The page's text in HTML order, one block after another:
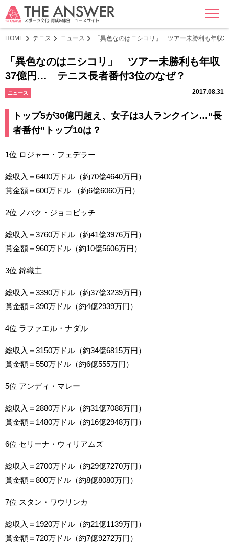
MENU
HOME テニス ニュース 「異色なのはニシコリ」 ツアー未勝利も年
「異色なのはニシコリ」 ツアー未勝利も年収
37億円… テニス長者番付3位のなぜ？
ニュース 2017.08.31
トップ5が30億円超え、女子は3人ランクイン…“長
者番付”トップ10は？
1位 ロジャー・フェデラー
総収入＝6400万ドル（約70億4640万円）
賞金額＝600万ドル （約6億6060万円）
2位 ノバク・ジョコビッチ
総収入＝3760万ドル（約41億3976万円）
賞金額＝960万ドル（約10億5606万円）
3位 錦織圭
総収入＝3390万ドル（約37億3239万円）
賞金額＝390万ドル（約4億2939万円）
4位 ラファエル・ナダル
総収入＝3150万ドル（約34億6815万円）
賞金額＝550万ドル（約6億555万円）
5位 アンディ・マレー
総収入＝2880万ドル（約31億7088万円）
賞金額＝1480万ドル（約16億2948万円）
6位 セリーナ・ウィリアムズ
総収入＝2700万ドル（約29億7270万円）
賞金額＝800万ドル（約8億8080万円）
7位 スタン・ワウリンカ
総収入＝1920万ドル（約21億1139万円）
賞金額＝720万ドル（約7億9272万円）